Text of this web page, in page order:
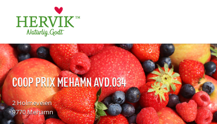
for:
COOP PRIX MEHAMN AVD.034
2 Holmeveien
9770 Mehamn